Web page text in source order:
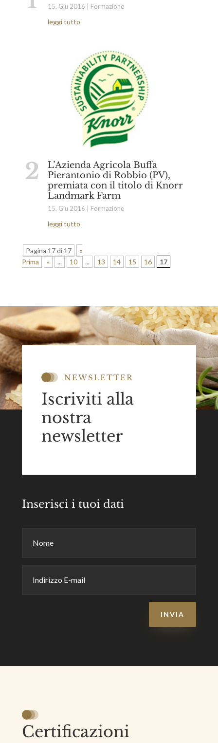
15, Giu 2016 Formazione
leggi tutto
L’Azienda Agricola Buffa
Pierantonio di Robbio (PV),
premiata con il titolo di Knorr
Landmark Farm
15, Giu 2016 Formazione
leggi tutto
Pagina 17 di 17
«
Prima
« ... 10 ... 13 14 15 16 17
NEWSLETTER
Iscriviti alla
nostra
newsletter
Inserisci i tuoi dati
INVIA
Certificazioni